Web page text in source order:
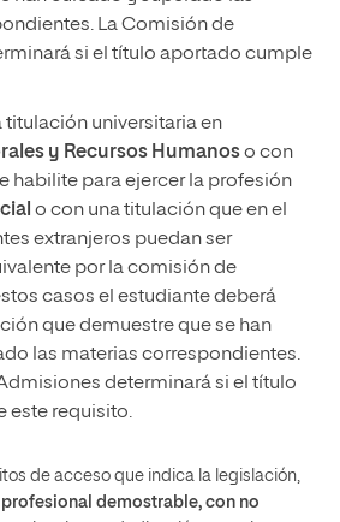
La Comisión de
si el título aportado cumple
titulación universitaria en
y Recursos Humanoso con
habilite para ejercer la profesión
o con una titulación que en el
extranjeros puedan ser
por la comisión de
casos el estudiante deberá
que demuestre que se han
las materias correspondientes.
determinará si el título
este requisito.
de acceso que indica la legislación,
demostrable, con no